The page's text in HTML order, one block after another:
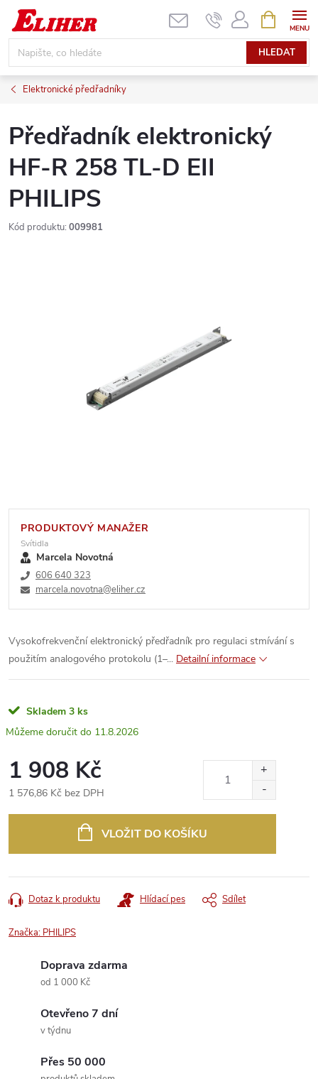
Přejít
obsah
HLEDAT
NÁKUPNÍ
KOŠÍK
Elektronické předřadníky
Předřadník elektronický
HF-R 258 TL-D EII
PHILIPS
Kód produktu: 009981
PRODUKTOVÝ MANAŽER
Svítidla
Marcela Novotná
606 640 323
marcela.novotna@eliher.cz
Vysokofrekvenční elektronický předřadník pro regulaci stmívání s
použitím analogového protokolu (1–... Detailní informace
Skladem 3 ks
11.8.2026
1 908 Kč
1 576,86 Kč bez DPH
VLOŽIT DO KOŠÍKU
Dotaz k produktu Hlídací pes Sdílet
Značka: PHILIPS
Doprava zdarma
od 1 000 Kč
Otevřeno 7 dní
v týdnu
Přes 50 000